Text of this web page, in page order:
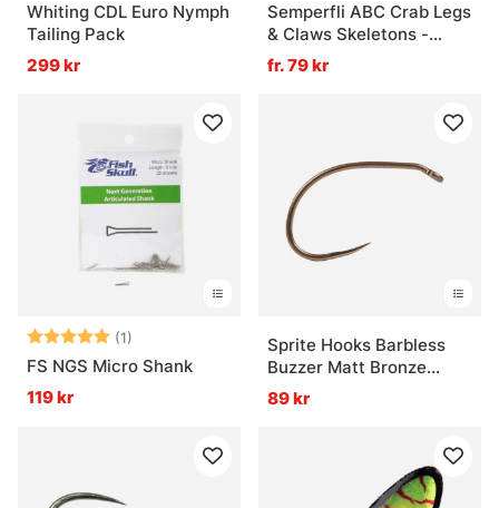
Whiting CDL Euro Nymph
Tailing Pack
299 kr
Semperfli ABC Crab Legs
& Claws Skeletons -
20mm
fr. 79 kr
Betyg: (1)
5.0 utav 5 stjärnor
FS NGS Micro Shank
119 kr
Sprite Hooks Barbless
Buzzer Matt Bronze
S2100 25-pack
89 kr